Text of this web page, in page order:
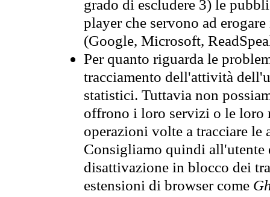
grado di escludere 3) le
player che servono ad
(Google, Microsoft,
Per quanto riguarda le
tracciamento dell'attività
statistici. Tuttavia non
offrono i loro servizi o le loro
operazioni volte a tracciare
Consigliamo quindi all'utente
disattivazione in blocco dei
estensioni di browser come